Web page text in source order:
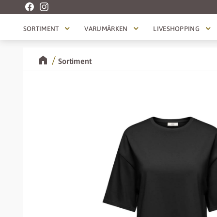
SORTIMENT VARUMÄRKEN LIVESHOPPING
Sortiment